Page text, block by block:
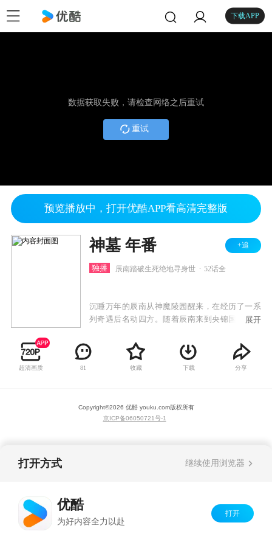
下载APP
数据获取失败，请检查网络之后重试
重试
预览播放中，打开优酷APP看高清完整版
神墓 年番 +追
独播 辰南踏破生死绝地寻身世 52话全
沉睡万年的辰南从神魔陵园醒来，在经历了一系
列奇遇后名动四方。随着辰南来到央锦国遇到晨
绝地寻找身世之谜、大战凌家只为求一个公正清
明。在这一季，辰南会在探寻身世之谜的冒险当
中不断搜寻雨馨的踪迹。
展开
超清画质 81 收藏 下载 分享
Copyright©2026 优酷 youku.com版权所有
京ICP备06050721号-1
打开方式 继续使用浏览器
优酷
为好内容全力以赴
打开